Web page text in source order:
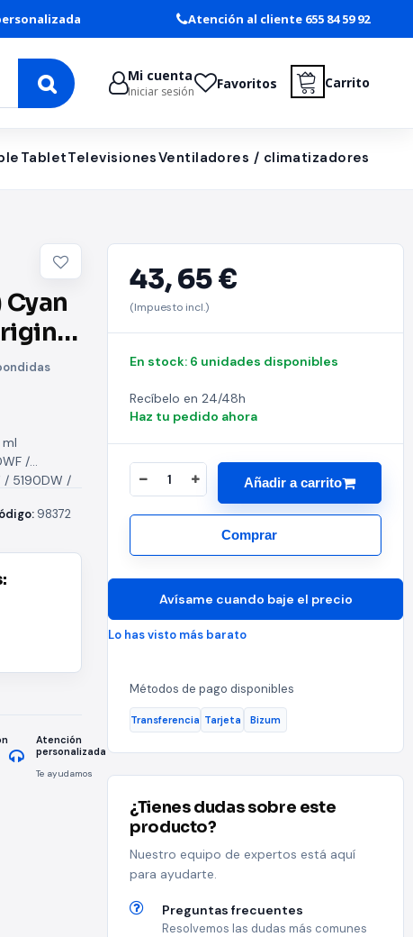
Atención al cliente 655 84 59 92
Mi cuenta
Iniciar sesión Favoritos Carrito
TabletTelevisionesVentiladores / climatizadores
ml
/
/ 5190DW /
98372
Atención
personalizada
Te ayudamos
43,65 €
(Impuesto incl.)
En stock: 6 unidades disponibles
Recíbelo en 24/48h
Haz tu pedido ahora
Añadir a carrito
Comprar
Avísame cuando baje el precio
Lo has visto más barato
Métodos de pago disponibles
Transferencia Tarjeta Bizum
¿Tienes dudas sobre este
producto?
Nuestro equipo de expertos está aquí
para ayudarte.
Preguntas frecuentes
Resolvemos las dudas más comunes